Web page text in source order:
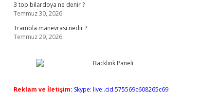
3 top bilardoya ne denir ?
Temmuz 30, 2026
Tramola manevrası nedir ?
Temmuz 29, 2026
Reklam ve İletişim: Skype: live:.cid.575569c608265c69